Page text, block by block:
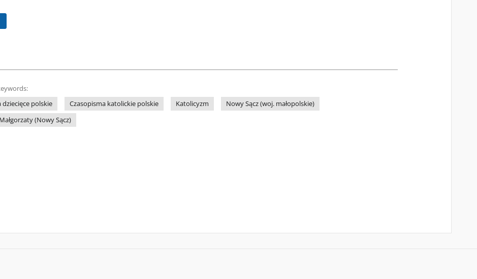
dziecięce polskie
Czasopisma katolickie polskie Katolicyzm
Nowy Sącz (woj. małopolskie)
(Nowy Sącz)